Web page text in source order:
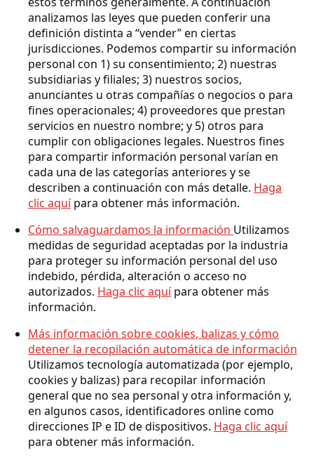
analizamos las leyes que pueden conferir una
definición distinta a “vender” en ciertas
jurisdicciones. Podemos compartir su información
personal con 1) su consentimiento; 2) nuestras
subsidiarias y filiales; 3) nuestros socios,
anunciantes u otras compañías o negocios o para
fines operacionales; 4) proveedores que prestan
servicios en nuestro nombre; y 5) otros para
cumplir con obligaciones legales. Nuestros fines
para compartir información personal varían en
cada una de las categorías anteriores y se
describen a continuación con más detalle. Haga
clic aquípara obtener más información.
Cómo salvaguardamos la información Utilizamos
medidas de seguridad aceptadas por la industria
para proteger su información personal del uso
indebido, pérdida, alteración o acceso no
autorizados. Haga clic aquípara obtener más
información.
Más información sobre cookies, balizas y cómo
detener la recopilación automática de información
Utilizamos tecnología automatizada (por ejemplo,
cookies y balizas) para recopilar información
general que no sea personal y otra información y,
en algunos casos, identificadores online como
direcciones IP e ID de dispositivos. Haga clic aquí
para obtener más información.